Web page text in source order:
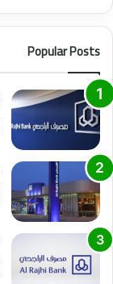
Popular Posts